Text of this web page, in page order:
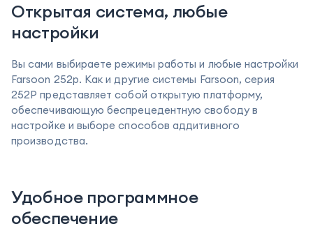
Открытая система, любые
настройки
Вы сами выбираете режимы работы и любые настройки
Farsoon 252p. Как и другие системы Farsoon, серия
252P представляет собой открытую платформу,
обеспечивающую беспрецедентную свободу в
настройке и выборе способов аддитивного
производства.
Удобное программное
обеспечение